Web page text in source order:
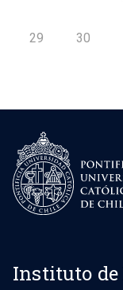
29 30
Instituto de